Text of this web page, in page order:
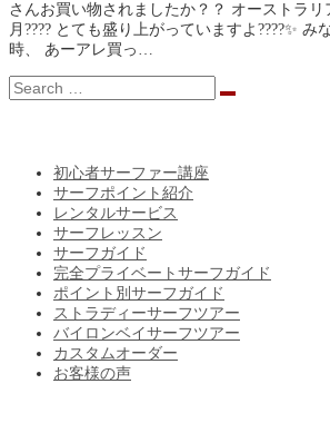
さんお買い物されましたか？？ オーストラリ
月???? とても盛り上がっていますよ????✨ み
時、 あーアレ買っ…
初心者サーファー講座
サーフポイント紹介
レンタルサービス
サーフレッスン
サーフガイド
完全プライベートサーフガイド
ポイント別サーフガイド
ストラディーサーフツアー
バイロンベイサーフツアー
カスタムオーダー
お客様の声